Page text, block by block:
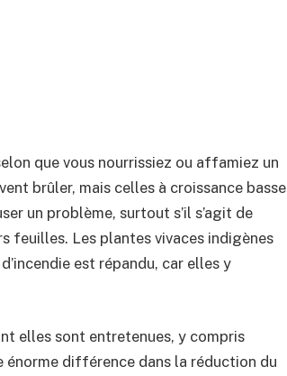
que vous nourrissiez ou affamiez un
brûler, mais celles à croissance basse
un problème, surtout s’il s’agit de
feuilles. Les plantes vivaces indigènes
est répandu, car elles y
elles sont entretenues, y compris
énorme différence dans la réduction du